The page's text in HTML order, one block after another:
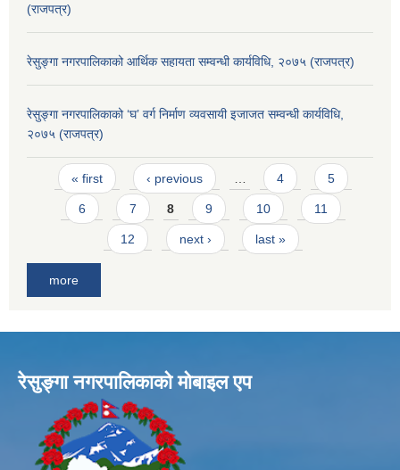
(राजपत्र)
रेसुङ्गा नगरपालिकाको आर्थिक सहायता सम्वन्धी कार्यविधि, २०७५ (राजपत्र)
रेसुङ्गा नगरपालिकाको ‘घ’ वर्ग निर्माण व्यवसायी इजाजत सम्वन्धी कार्यविधि,
२०७५ (राजपत्र)
Pages
« first ‹ previous 4 5
6 7 8 9 10 11
12 next › last »
more
रेसुङ्गा नगरपालिकाकाे माेबाइल एप